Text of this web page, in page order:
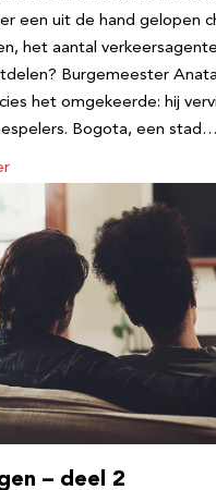
een uit de hand gelopen
het aantal
Burgemeester
het omgekeerde: hij
Bogota, een stad…
– deel 2